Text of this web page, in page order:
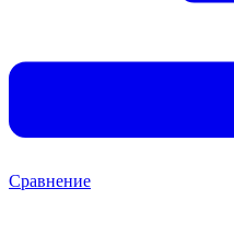
Сравнение